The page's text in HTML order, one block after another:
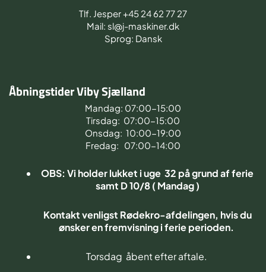
Tlf. Jesper +45 24 62 77 27
Mail: sl@j-maskiner.dk
Sprog: Dansk
Åbningstider Viby Sjælland
Mandag: 07:00-15:00
Tirsdag: 07:00-15:00
Onsdag: 10:00-19:00
Fredag: 07:00-14:00
OBS: Vi holder lukket i uge 32 på grund af ferie
samt D 10/8 ( Mandag )
Kontakt venligst Rødekro-afdelingen, hvis du
ønsker en fremvisning i ferie perioden.
Torsdag åbent efter aftale.